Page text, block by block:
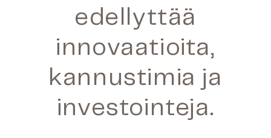
edellyttää
innovaatioita,
kannustimia ja
investointeja.